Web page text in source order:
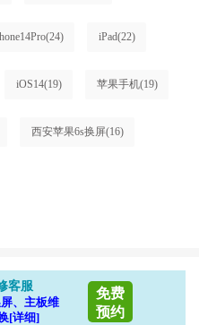
(24) iPad(22)
iOS14(19) 苹果手机(19)
西安苹果6s换屏(16)
客服
、主板维
[详细]
免费
预约